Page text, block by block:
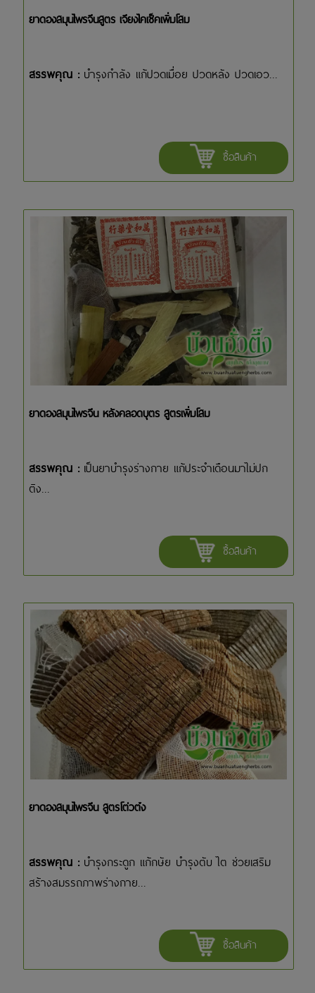
ยาดองสมุนไพรจีนสูตร เจียงไคเช็คเพิ่มโสม
สรรพคุณ : บำรุงกำลัง แก้ปวดเมื่อย ปวดหลัง ปวดเอว...
ซื้อสินค้า
ยาดองสมุนไพรจีน หลังคลอดบุตร สูตรเพิ่มโสม
สรรพคุณ : เป็นยาบำรุงร่างกาย แก้ประจำเดือนมาไม่ปก
ติง...
ซื้อสินค้า
ยาดองสมุนไพรจีน สูตรโต่วต๋ง
สรรพคุณ : บำรุงกระดูก แก้กษัย บำรุงตับ ไต ช่วยเสริม
สร้างสมรรถภาพร่างกาย...
ซื้อสินค้า